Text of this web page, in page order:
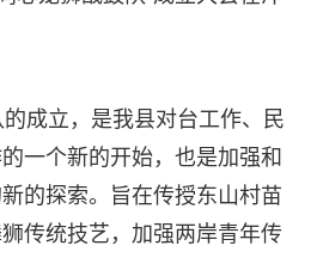
成立，是我县对台工作、民
一个新的开始，也是加强和
的探索。旨在传授东山村苗
传统技艺，加强两岸青年传